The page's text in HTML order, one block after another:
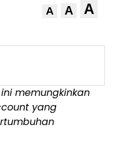
A A A
memungkinkan
yang